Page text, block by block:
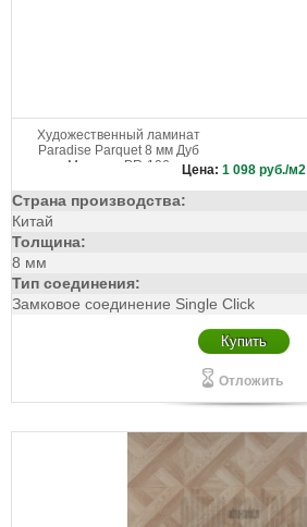
Художественный ламинат
Paradise Parquet 8 мм Дуб
Макиато PR-106
Цена: 1 098 руб./м2
Страна производства:
Китай
Толщина:
8 мм
Тип соединения:
Замковое соединение Single Click
Купить
Отложить